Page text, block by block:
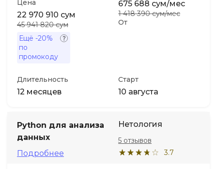
Цена
22 970 910 сум
45 941 820 сум
Ещё -20%
по
промокоду
От
675 688 сум/мес
1 418 390 сум/мес
Длительность
12 месяцев
Старт
10 августа
Python для анализа
данных
Подробнее
Нетология
3.7
5 отзывов